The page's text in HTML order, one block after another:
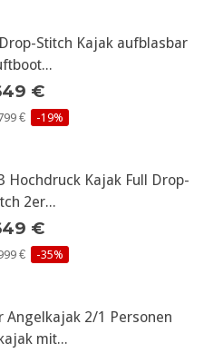
Stitch Kajak aufblasbar
€
€ -19%
Hochdruck Kajak Full Drop-
2er...
€
€ -35%
Angelkajak 2/1 Personen
mit...